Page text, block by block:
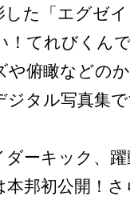
した「エグゼ
！てれびくん
や俯瞰などの
ジタル写真集
ダーキック、
本邦初公開！